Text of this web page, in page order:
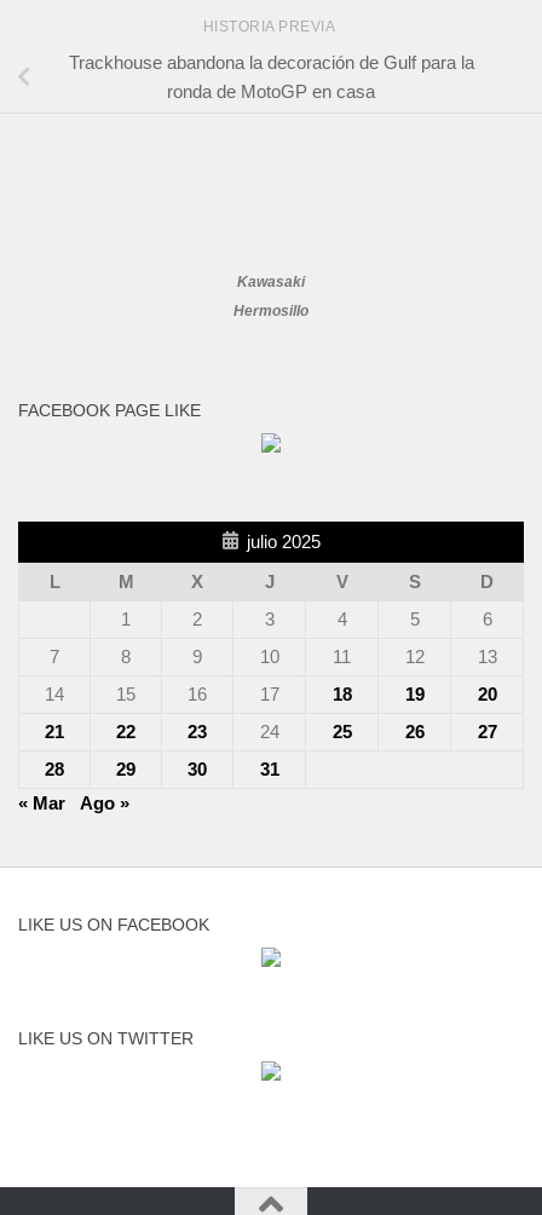
HISTORIA PREVIA
Trackhouse abandona la decoración de Gulf para la
ronda de MotoGP en casa
Kawasaki
Hermosillo
FACEBOOK PAGE LIKE
julio 2025
L
M X J V S
D
1
2 3 4 5
6
7
8 9 10 11 12
13
14
15 16 17 18 19
20
21
22 23 24 25 26
27
28
29 30
31
« Mar
Ago »
LIKE US ON FACEBOOK
LIKE US ON TWITTER